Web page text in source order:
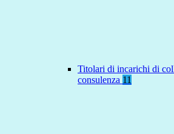
Titolari di incarichi di
consulenza 11